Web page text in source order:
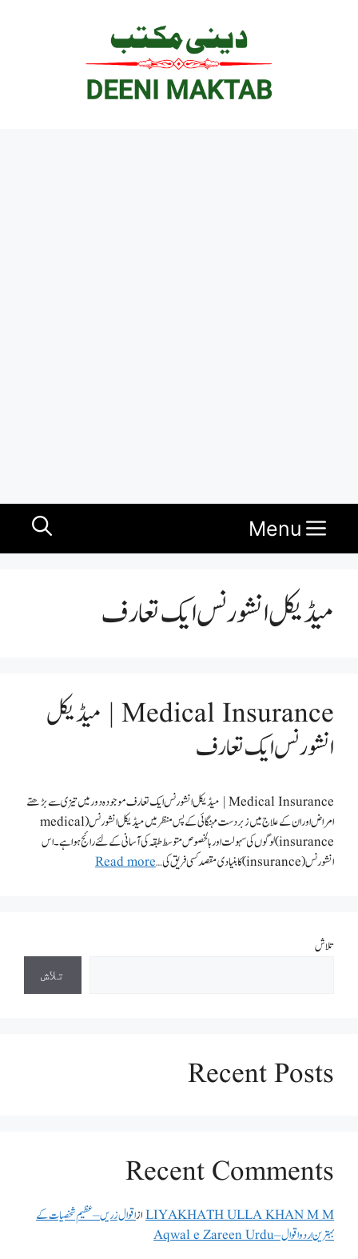
Menu
میڈیکل انشورنس ایک تعارف
Medical Insurance | میڈیکل
انشورنس ایک تعارف
Medical Insurance | میڈیکل انشورنس ایک تعارف موجودہ دور میں تیزی سے بڑھتے
امراض اور ان کے علاج میں زبر دست مہنگائی کے پس منظر میں میڈیکل انشورنس ( medical
insurance) لوگوں کی سہولت اور بالخصوص متوسط طبقہ کی آسانی کے لئے رائج ہوا ہے۔ اس
انشورنس ( insurance) کا بنیادی مقصد کسی فریق کی …
Read more
تلاش
تلاش
Recent Posts
Recent Comments
LIYAKHATH ULLA KHAN M Mازاقوال زریں – عظیم شخصیات کے
بہترین اردو اقوال – Aqwal e Zareen Urdu